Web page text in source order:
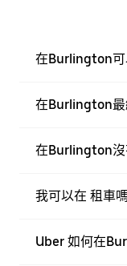
在Burlington可
在Burlington最
在Burlington沒
我可以在 租車
Uber 如何在